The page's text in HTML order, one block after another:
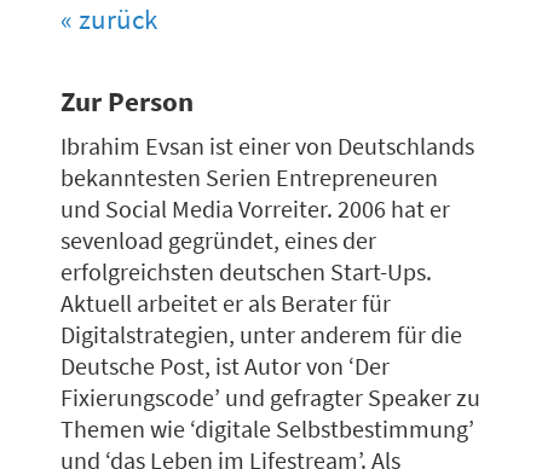
« zurück
Zur Person
Ibrahim Evsan ist einer von Deutschlands
bekanntesten Serien Entrepreneuren
und Social Media Vorreiter. 2006 hat er
sevenload gegründet, eines der
erfolgreichsten deutschen Start-Ups.
Aktuell arbeitet er als Berater für
Digitalstrategien, unter anderem für die
Deutsche Post, ist Autor von ‘Der
Fixierungscode’ und gefragter Speaker zu
Themen wie ‘digitale Selbstbestimmung’
und ‘das Leben im Lifestream’. Als